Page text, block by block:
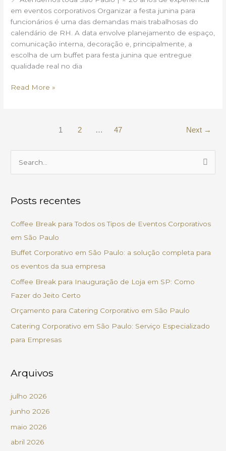
em eventos corporativos Organizar a festa junina para
funcionários é uma das demandas mais trabalhosas do
calendário de RH. A data envolve planejamento de espaço,
comunicação interna, decoração e, principalmente, a
escolha de um buffet para festa junina que entregue
qualidade real no dia
Read More »
1 2 … 47 Next →
q
p
o
r
:
Posts recentes
Coffee Break para Todos os Tipos de Eventos Corporativos
em São Paulo
Buffet Corporativo em São Paulo: a solução completa para
os eventos da sua empresa
Coffee Break para Inauguração de Loja em SP: Como
Fazer do Jeito Certo
Orçamento para Catering Corporativo em São Paulo
Catering Corporativo em São Paulo: Serviço Especializado
para Empresas
Arquivos
julho 2026
junho 2026
maio 2026
abril 2026